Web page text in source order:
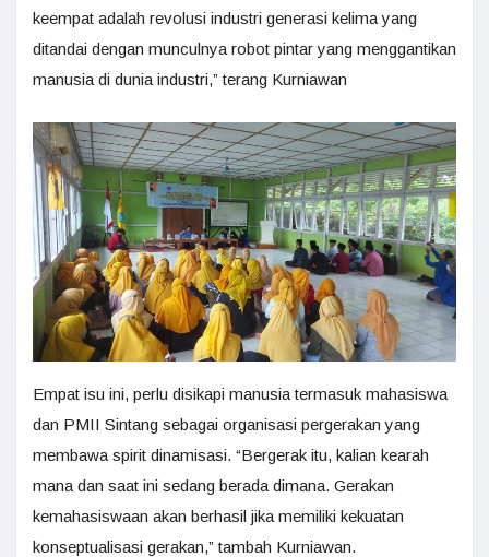
keempat adalah revolusi industri generasi kelima yang
ditandai dengan munculnya robot pintar yang menggantikan
manusia di dunia industri,” terang Kurniawan
Empat isu ini, perlu disikapi manusia termasuk mahasiswa
dan PMII Sintang sebagai organisasi pergerakan yang
membawa spirit dinamisasi. “Bergerak itu, kalian kearah
mana dan saat ini sedang berada dimana. Gerakan
kemahasiswaan akan berhasil jika memiliki kekuatan
konseptualisasi gerakan,” tambah Kurniawan.